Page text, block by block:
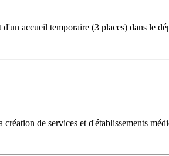
accueil temporaire (3 places) dans le
de services et d'établissements